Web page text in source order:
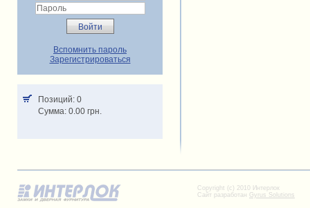
Вспомнить пароль
Зарегистрироваться
Позиций: 0
Cумма: 0.00 грн.
Copyright (c) 2010 Интерлок
Сайт разработан Gyrus Solutions